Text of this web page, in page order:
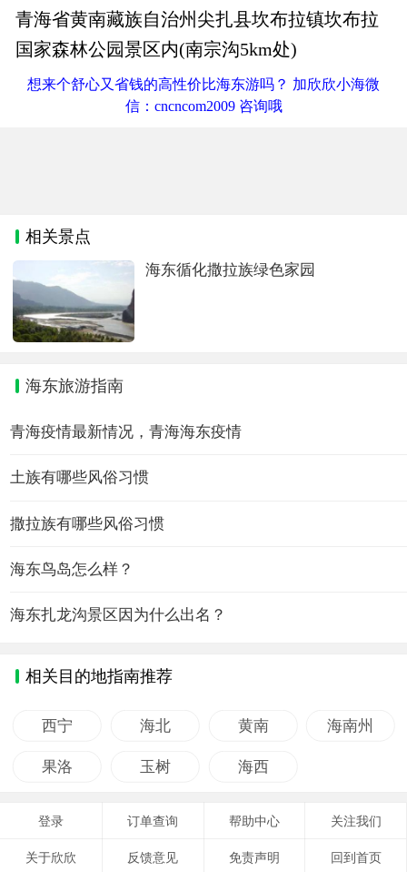
青海省黄南藏族自治州尖扎县坎布拉镇坎布拉
国家森林公园景区内(南宗沟5km处)
想来个舒心又省钱的高性价比海东游吗？ 加欣欣小海微
信：cncncom2009 咨询哦
相关景点
海东循化撒拉族绿色家园
海东旅游指南
青海疫情最新情况，青海海东疫情
土族有哪些风俗习惯
撒拉族有哪些风俗习惯
海东鸟岛怎么样？
海东扎龙沟景区因为什么出名？
相关目的地指南推荐
西宁 海北 黄南 海南州
果洛 玉树 海西
登录 订单查询 帮助中心 关注我们
关于欣欣 反馈意见 免责声明 回到首页